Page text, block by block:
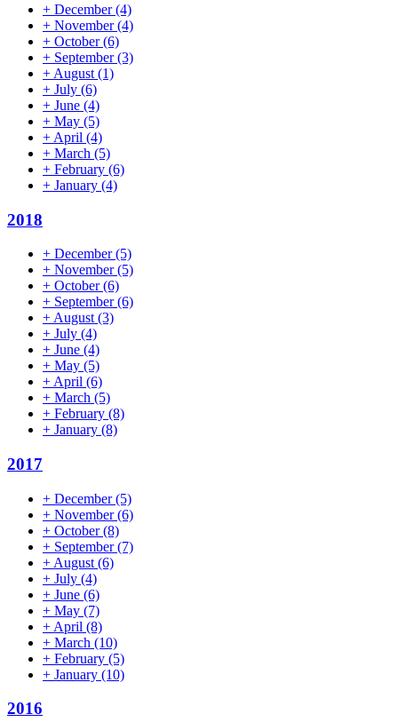
+ December(4)
+ November(4)
+ October(6)
+ September(3)
+ August (1)
+ July (6)
+ June (4)
+ May (5)
+ April (4)
+ March (5)
+ February (6)
+ January (4)
2018
+ December(5)
+ November(5)
+ October(6)
+ September(6)
+ August (3)
+ July (4)
+ June (4)
+ May (5)
+ April (6)
+ March (5)
+ February (8)
+ January (8)
2017
+ December(5)
+ November(6)
+ October(8)
+ September(7)
+ August (6)
+ July (4)
+ June (6)
+ May (7)
+ April (8)
+ March (10)
+ February (5)
+ January (10)
2016